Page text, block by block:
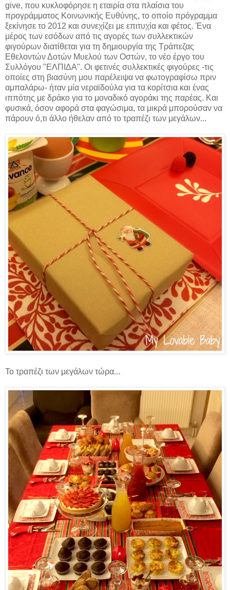
give, που κυκλοφόρησε η εταιρία στα πλαίσια του
προγράμματος Κοινωνικής Ευθύνης, το οποίο πρόγραμμα
ξεκίνησε το 2012 και συνεχίζει με επιτυχία και φέτος. Ένα
μέρος των εσόδων από τις αγορές των συλλεκτικών
φιγούρων διατίθεται για τη δημιουργία της Τράπεζας
Εθελοντών Δοτών Μυελού των Οστών, το νέο έργο του
Συλλόγου "ΕΛΠΙΔΑ". Οι φετινές συλλεκτικές φιγούρες -τις
οποίες στη βιασύνη μου παρέλειψα να φωτογραφίσω πριν
αμπαλάρω- ήταν μία νεραϊδούλα για τα κορίτσια και ένας
ιππότης με δράκο για το μοναδικό αγοράκι της παρέας. Και
φυσικά, όσον αφορά στα φαγώσιμα, τα μικρά μπορούσαν να
πάρουν ό,τι άλλο ήθελαν από το τραπέζι των μεγάλων...
Το τραπέζι των μεγάλων τώρα...